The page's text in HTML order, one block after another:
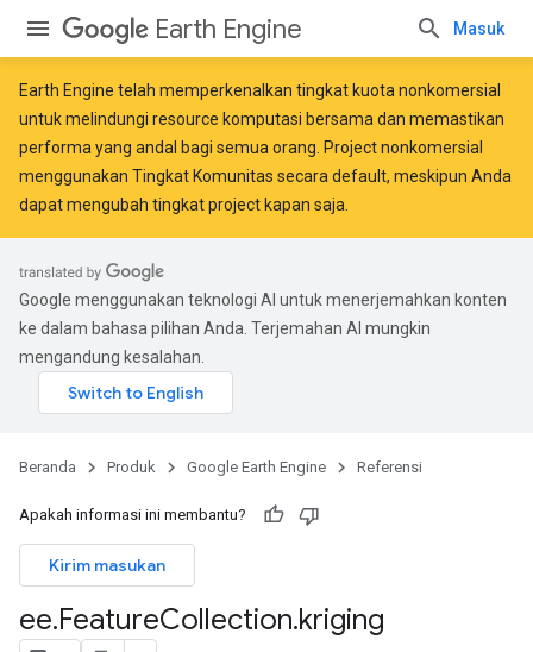
Earth Engine Masuk
Earth Engine telah memperkenalkan tingkat kuota nonkomersial
untuk melindungi resource komputasi bersama dan memastikan
performa yang andal bagi semua orang. Project nonkomersial
menggunakan Tingkat Komunitas secara default, meskipun Anda
dapat mengubah tingkat project kapan saja.
Google menggunakan teknologi AI untuk menerjemahkan konten
ke dalam bahasa pilihan Anda. Terjemahan AI mungkin
mengandung kesalahan.
Beranda Produk Google Earth Engine Referensi
Apakah informasi ini membantu?
Kirim masukan
ee.FeatureCollection.kriging